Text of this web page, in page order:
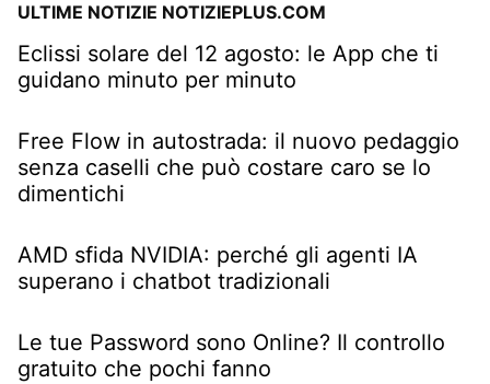
ULTIME NOTIZIE NOTIZIEPLUS.COM
Eclissi solare del 12 agosto: le App che ti
guidano minuto per minuto
Free Flow in autostrada: il nuovo pedaggio
senza caselli che può costare caro se lo
dimentichi
AMD sfida NVIDIA: perché gli agenti IA
superano i chatbot tradizionali
Le tue Password sono Online? Il controllo
gratuito che pochi fanno